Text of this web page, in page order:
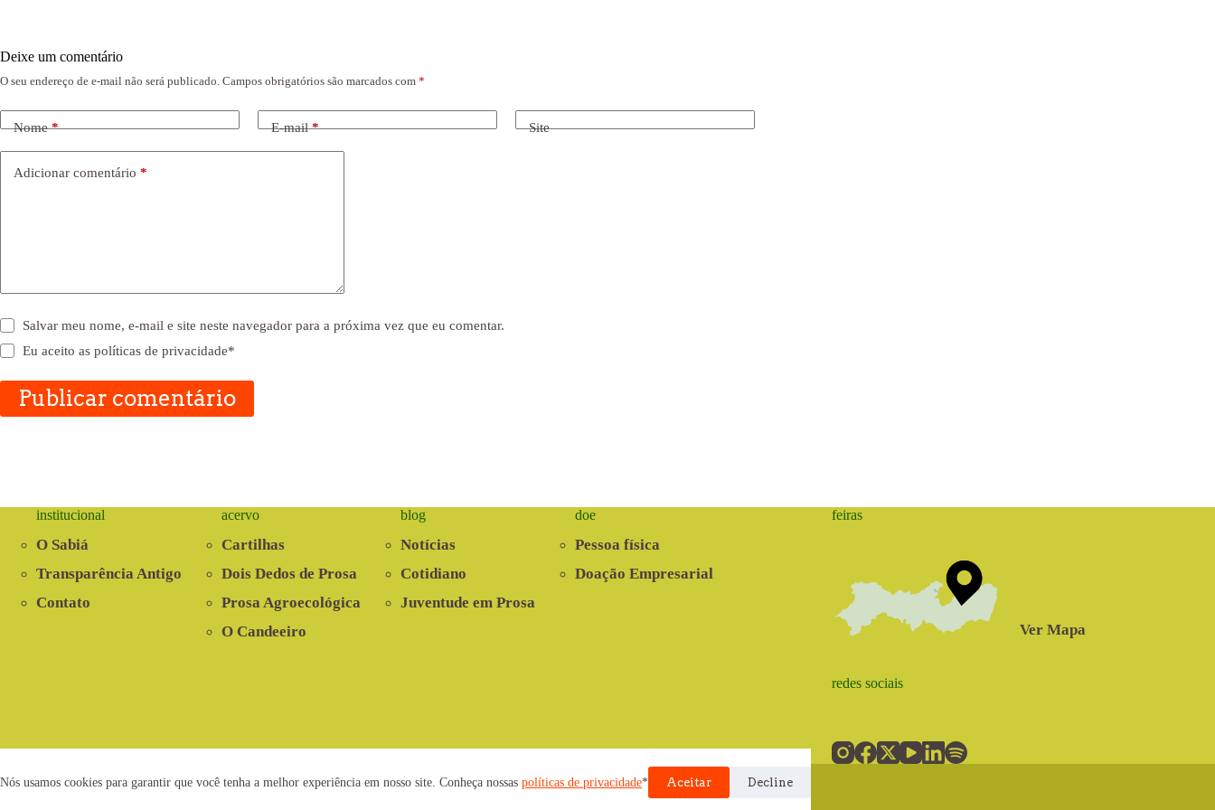
Nós usamos cookies para garantir que você tenha a melhor experiência em nosso site. Conheça nossas políticas de privacidade* Aceitar Decline
Deixe um comentário
O seu endereço de e-mail não será publicado. Campos obrigatórios são marcados com *
Nome* E-mail* Site
Adicionar comentário *
Salvar meu nome, e-mail e site neste navegador para a próxima vez que eu comentar.
Eu aceito aspolíticas de privacidade*
Publicar comentário
institucional
O Sabiá
Transparência Antigo
Contato
acervo
Cartilhas
Dois Dedos de Prosa
Prosa Agroecológica
O Candeeiro
blog
Notícias
Cotidiano
Juventude em Prosa
doe
Pessoa física
Doação Empresarial
feiras
Ver Mapa
redes sociais
2021 © www.centrosabia.org.br Desenvolvido pela Cooperativa EITA